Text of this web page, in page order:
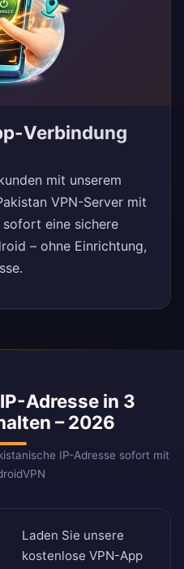
Verbindung
mit unserem
VPN-Server mit
sofort eine sichere
– ohne Einrichtung,
Adresse in 3
– 2026
IP-Adresse sofort mit
Laden Sie unsere
kostenlose VPN-App